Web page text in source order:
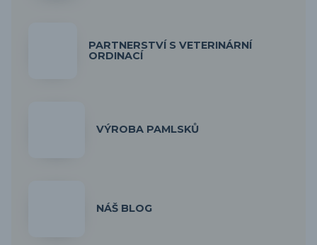
PARTNERSTVÍ S VETERINÁRNÍ
ORDINACÍ
VÝROBA PAMLSKŮ
NÁŠ BLOG